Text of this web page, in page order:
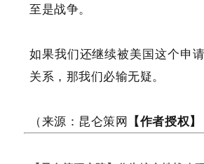
至是战争。
如果我们还继续被美国这个申
关系，那我们必输无疑。
（来源：昆仑策网 【作者授权】